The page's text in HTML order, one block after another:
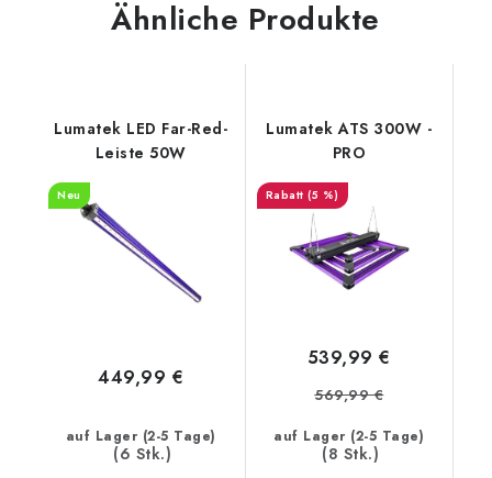
Ähnliche Produkte
Lumatek LED Far-Red-
Leiste 50W
Neu
auf Lager (2-5 Tage)
(6 Stk.)
449,99 €
Lumatek ATS 300W -
PRO
(5 %)
auf Lager (2-5 Tage)
(8 Stk.)
539,99 €
569,99 €